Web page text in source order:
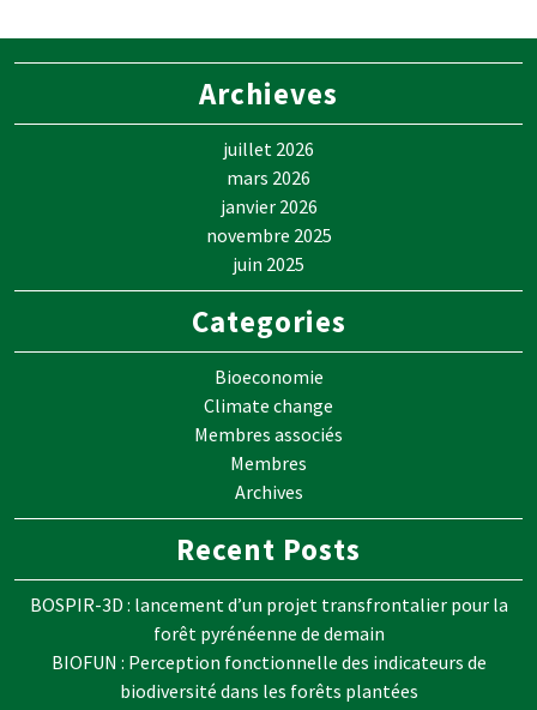
Archieves
juillet 2026
mars 2026
janvier 2026
novembre 2025
juin 2025
Categories
Bioeconomie
Climate change
Membres associés
Membres
Archives
Recent Posts
BOSPIR-3D : lancement d’un projet transfrontalier pour la
forêt pyrénéenne de demain
BIOFUN : Perception fonctionnelle des indicateurs de
biodiversité dans les forêts plantées